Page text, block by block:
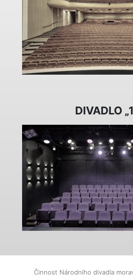
DIVADLO
Činnost Národního divadla